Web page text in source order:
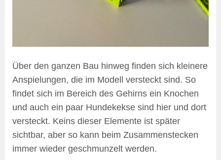
Über den ganzen Bau hinweg finden sich kleinere
Anspielungen, die im Modell versteckt sind. So
findet sich im Bereich des Gehirns ein Knochen
und auch ein paar Hundekekse sind hier und dort
versteckt. Keins dieser Elemente ist später
sichtbar, aber so kann beim Zusammenstecken
immer wieder geschmunzelt werden.